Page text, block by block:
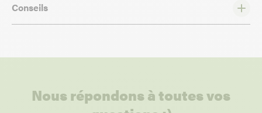
Conseils
Nous répondons à toutes vos